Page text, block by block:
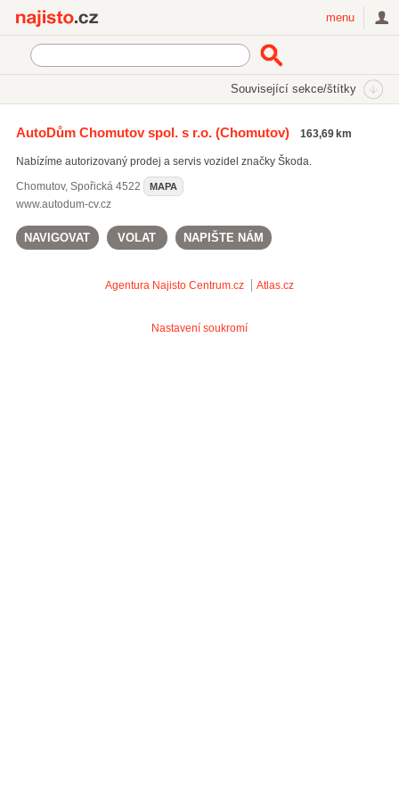
menu
Související sekce/štítky
Prodej osobních automobilů
Škoda
AutoDům Chomutov spol. s r.o.(Chomutov) 163,69 km
Nabízíme autorizovaný prodej a servis vozidel značky Škoda.
Chomutov, Spořická 4522 MAPA
www.autodum-cv.cz
NAVIGOVAT VOLAT NAPIŠTE NÁM
Agentura Najisto Centrum.cz Atlas.cz
Nastavení soukromí